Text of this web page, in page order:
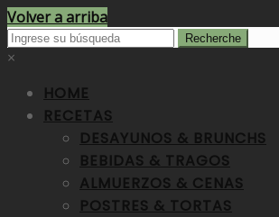
Volver a arriba
×
HOME
RECETAS
DESAYUNOS & BRUNCHS
BEBIDAS & TRAGOS
ALMUERZOS & CENAS
POSTRES & TORTAS